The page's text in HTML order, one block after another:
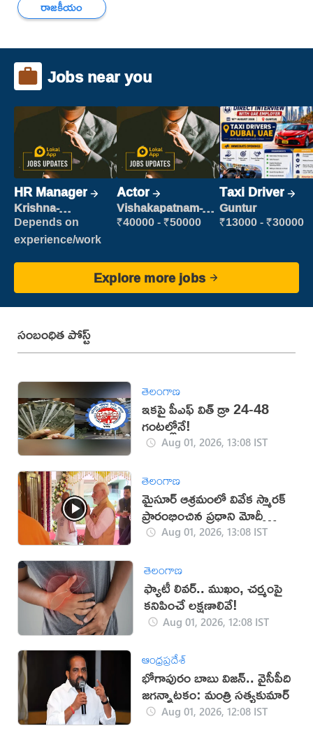
రాజకీయం
Jobs near you
HR Manager
Krishna-
vijayawada
Depends on
experience/work
Actor
Vishakapatnam-
new
₹40000 - ₹50000
Taxi Driver
Guntur
₹13000 - ₹30000
Explore more jobs
సంబంధిత పోస్ట్
తెలంగాణ
ఇకపై పీఎఫ్ విత్ డ్రా 24-48
గంటల్లోనే!
Aug 01, 2026, 13:08 IST
తెలంగాణ
మైసూర్ ఆశ్రమంలో వివేక స్మారక్
ప్రారంభించిన ప్రధాని మోదీ
(వీడియో)
Aug 01, 2026, 13:08 IST
తెలంగాణ
ఫ్యాటీ లివర్.. ముఖం, చర్మంపై
కనిపించే లక్షణాలివే!
Aug 01, 2026, 12:08 IST
ఆంధ్రప్రదేశ్
భోగాపురం బాబు విజన్.. వైసీపీది
జగన్నాటకం: మంత్రి సత్యకుమార్
Aug 01, 2026, 12:08 IST